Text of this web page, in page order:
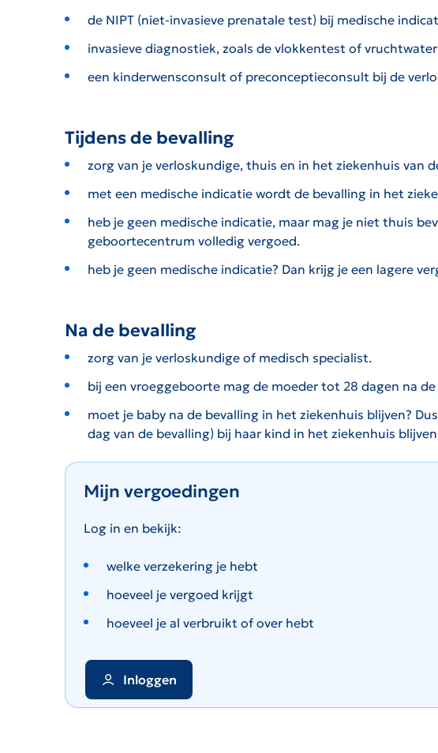
de NIPT (niet-invasieve prenatale test) bij medische
invasieve diagnostiek, zoals de vlokkentest of
een kinderwensconsult of preconceptieconsult bij de
Tijdens de bevalling
zorg van je verloskundige, thuis en in het ziekenhuis van
met een medische indicatie wordt de bevalling in het
heb je geen medische indicatie, maar mag je niet thuis
geboortecentrum volledig vergoed.
heb je geen medische indicatie? Dan krijg je een lagere
Na de bevalling
zorg van je verloskundige of medisch specialist.
bij een vroeggeboorte mag de moeder tot 28 dagen na
moet je baby na de bevalling in het ziekenhuis blijven?
dag van de bevalling) bij haar kind in het ziekenhuis
Mijn vergoedingen
Log in en bekijk:
welke verzekering je hebt
hoeveel je vergoed krijgt
hoeveel je al verbruikt of over hebt
Inloggen